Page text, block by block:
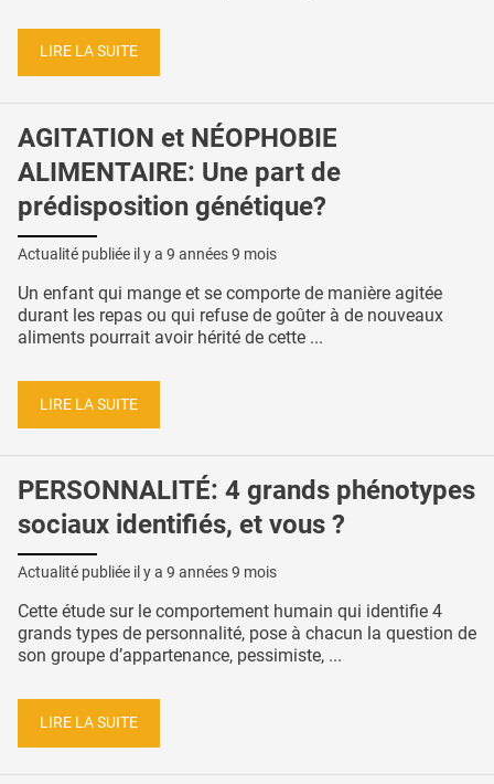
LIRE LA SUITE
AGITATION et NÉOPHOBIE
ALIMENTAIRE: Une part de
prédisposition génétique?
Actualité publiée il y a 9 années 9 mois
Un enfant qui mange et se comporte de manière agitée
durant les repas ou qui refuse de goûter à de nouveaux
aliments pourrait avoir hérité de cette ...
LIRE LA SUITE
PERSONNALITÉ: 4 grands phénotypes
sociaux identifiés, et vous ?
Actualité publiée il y a 9 années 9 mois
Cette étude sur le comportement humain qui identifie 4
grands types de personnalité, pose à chacun la question de
son groupe d’appartenance, pessimiste, ...
LIRE LA SUITE